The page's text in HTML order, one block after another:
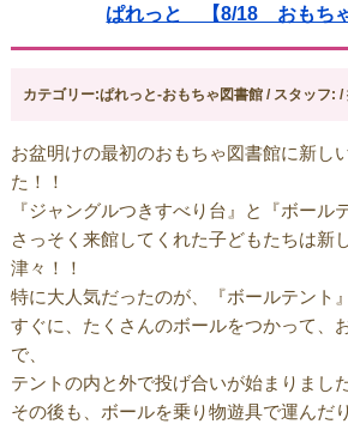
ぱれっと 【8/18 おもちゃ
カテゴリー:ぱれっと-おもちゃ図書館 / スタッフ:
お盆明けの最初のおもちゃ図書館に新し
た！！
『ジャングルつきすべり台』と『ボール
さっそく来館してくれた子どもたちは新
津々！！
特に大人気だったのが、『ボールテント』
すぐに、たくさんのボールをつかって、
で、
テントの内と外で投げ合いが始まりました
その後も、ボールを乗り物遊具で運んだ